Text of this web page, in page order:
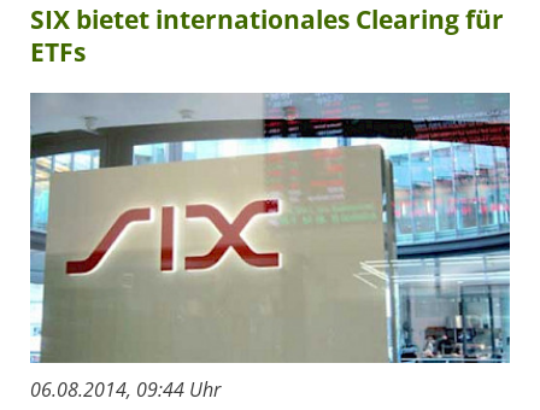
SIX bietet internationales Clearing für
ETFs
06.08.2014, 09:44 Uhr